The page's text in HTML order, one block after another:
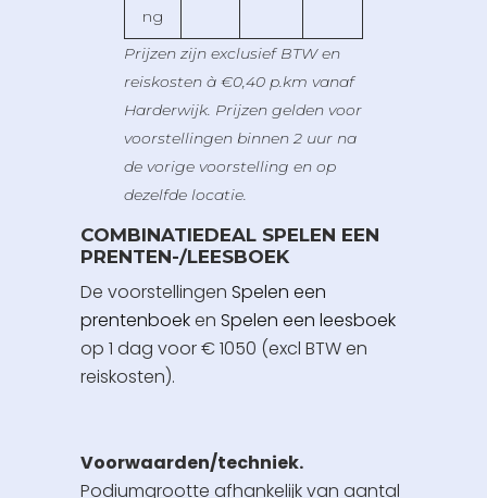
ng
Prijzen zijn exclusief BTW en
reiskosten à €0,40 p.km vanaf
Harderwijk. Prijzen gelden voor
voorstellingen binnen 2 uur na
de vorige voorstelling en op
dezelfde locatie.
COMBINATIEDEAL SPELEN EEN
PRENTEN-/LEESBOEK
De voorstellingen Spelen een
prentenboeken Spelen een leesboek
op 1 dag voor € 1050 (excl BTW en
reiskosten).
Voorwaarden/techniek.
Podiumgrootte afhankelijk van aantal